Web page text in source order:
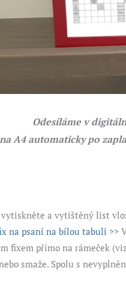
Odesíláme v
na A4 automaticky po
a vytištěný list
na psaní na bílou tabuli >>
fixem přímo na rámeček
smaže. Spolu s